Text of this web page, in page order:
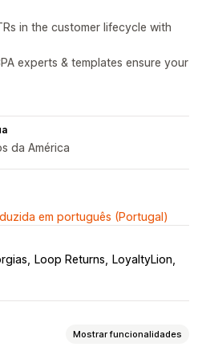
in the customer lifecycle with
experts & templates ensure your
da América
em português (Portugal)
Loop Returns
LoyaltyLion
Mostrar funcionalidades